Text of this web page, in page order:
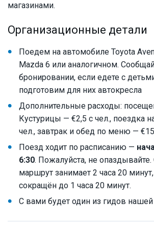
магазинами.
Организационные детали
Поедем на автомобиле Toyota
Mazda 6 или аналогичном.
бронировании, если едете с
подготовим для них автокресла
Дополнительные расходы:
Кустурицы — €2,5 с чел., поездка
чел., завтрак и обед по меню —
Поезд ходит по расписанию —
6:30. Пожалуйста, не
маршрут занимает 2 часа 20
сокращён до 1 часа 20 минут.
С вами будет один из гидов